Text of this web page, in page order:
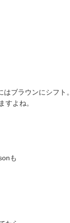
ブラウンにシフト。
すよね。
も